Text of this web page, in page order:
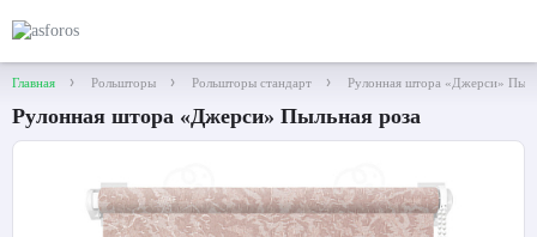
Главная Рольшторы Рольшторы стандарт Рулонная штора «Джерси»
Рулонная штора «Джерси» Пыльная роза